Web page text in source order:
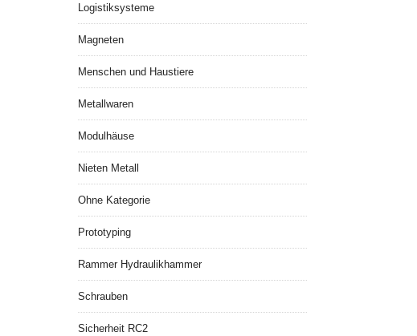
Logistiksysteme
Magneten
Menschen und Haustiere
Metallwaren
Modulhäuse
Nieten Metall
Ohne Kategorie
Prototyping
Rammer Hydraulikhammer
Schrauben
Sicherheit RC2